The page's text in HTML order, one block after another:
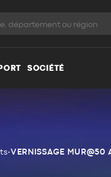
SOCIÉTÉ
•VERNISSAGE MUR@50